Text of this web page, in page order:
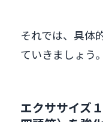
それでは、具体
ていきましょう。
エクササイズ